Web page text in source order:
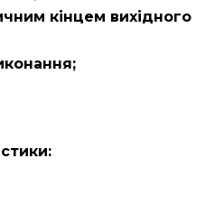
кінцем вихідного